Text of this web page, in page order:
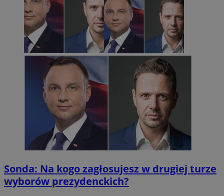
Sonda: Na kogo zagłosujesz w drugiej turze
wyborów prezydenckich?